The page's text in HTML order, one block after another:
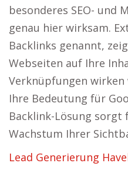
besonderes SEO- und
genau hier wirksam.
Backlinks genannt,
Webseiten auf Ihre
Verknüpfungen wirken
Ihre Bedeutung für
Backlink-Lösung sorgt
Wachstum Ihrer
Lead Generierung